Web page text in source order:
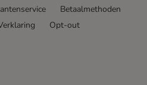
Betaalmethoden
Opt-out